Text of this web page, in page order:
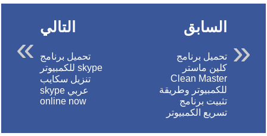
السابق
تحميل برنامج
كلين ماستر
Clean Master
للكمبيوتر وطريقة
تثبيت برنامج
تسريع الكمبيوتر
التالي
تحميل برنامج
skype للكمبيوتر
تنزيل سكايب
عربي skype
online now